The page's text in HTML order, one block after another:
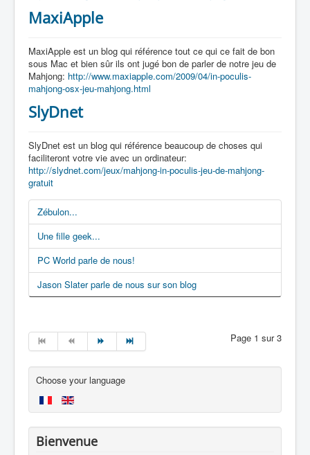
MaxiApple
MaxiApple est un blog qui référence tout ce qui ce fait de bon
sous Mac et bien sûr ils ont jugé bon de parler de notre jeu de
Mahjong: http://www.maxiapple.com/2009/04/in-poculis-
mahjong-osx-jeu-mahjong.html
SlyDnet
SlyDnet est un blog qui référence beaucoup de choses qui
faciliteront votre vie avec un ordinateur:
http://slydnet.com/jeux/mahjong-in-poculis-jeu-de-mahjong-
gratuit
Zébulon...
Une fille geek...
PC World parle de nous!
Jason Slater parle de nous sur son blog
Page 1 sur 3
Choose your language
Bienvenue